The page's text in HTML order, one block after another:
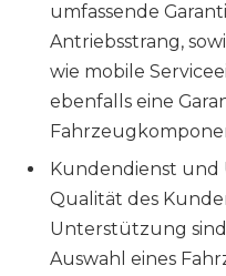
umfassende
Antriebsstrang,
wie mobile
ebenfalls eine
Kundendienst
Qualität des
Unterstützung
Auswahl eines